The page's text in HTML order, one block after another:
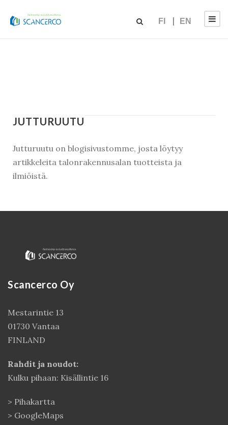
FI EN
JUTTURUUTU
Jutturuutu on blogisivustomme, josta löytyy
artikkeleita talonrakennusalan tuotteista ja
ilmiöistä.
Scancerco Oy
Mestarintie 13
01730 Vantaa
FINLAND
Rahdit ja noudot:
Kulku pihaan: Kisällintie 16
> Pihakartta
> GoogleMaps